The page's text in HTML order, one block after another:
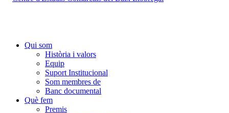
Qui som
Història i valors
Equip
Suport Institucional
Som membres de
Banc documental
Què fem
Premis